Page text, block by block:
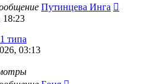
Путинцева Инга
18:23
типа
03:13